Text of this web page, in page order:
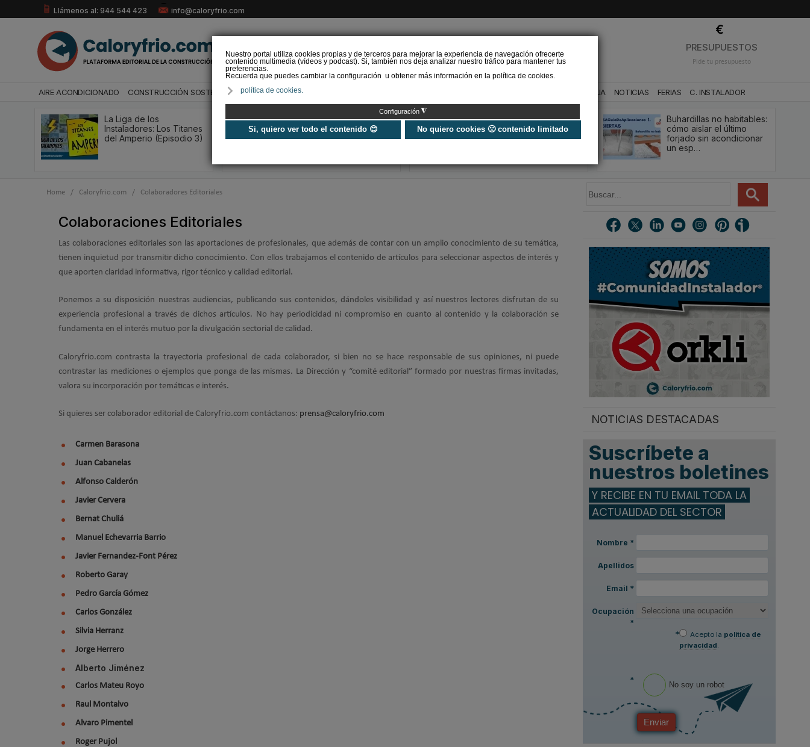
Nuestro portal utiliza cookies propias y de terceros para mejorar la experiencia de navegación ofrecerte
contenido multimedia (vídeos y podcast). Si, también nos deja analizar nuestro tráfico para mantener tus
preferencias.
Recuerda que puedes cambiar la configuración u obtener más información en la política de cookies.
política de cookies.
Configuración ◮
Si, quiero ver todo el contenido 😊 No quiero cookies 🙁 contenido limitado
Llámenos al: 944 544 423 info@caloryfrio.com
PRESUPUESTOS
Pide tu presupuesto
AIRE ACONDICIONADO CONSTRUCCIÓN SOSTENIBLE ENERGÍAS RENOVABLES BAÑO Y AGUA NOTICIAS FERIAS C. INSTALADOR
La Liga de los
Instaladores: Los Titanes
del Amperio (Episodio 3)
Universo Aniversario - Un
año, muchos momentos
Verifactu en
climatización: qué le va a
exigir la ley a tu
Buhardillas no habitables:
cómo aislar el último
forjado sin acondicionar
un esp…
Home / Caloryfrio.com / Colaboradores Editoriales
Colaboraciones Editoriales
Las colaboraciones editoriales son las aportaciones de profesionales, que además de contar con un amplio conocimiento de su temática,
tienen inquietud por transmitir dicho conocimiento. Con ellos trabajamos el contenido de artículos para seleccionar aspectos de interés y
que aporten claridad informativa, rigor técnico y calidad editorial.
Ponemos a su disposición nuestras audiencias, publicando sus contenidos, dándoles visibilidad y así nuestros lectores disfrutan de su
experiencia profesional a través de dichos artículos. No hay periodicidad ni compromiso en cuanto al contenido y la colaboración se
fundamenta en el interés mutuo por la divulgación sectorial de calidad.
Caloryfrio.com contrasta la trayectoria profesional de cada colaborador, si bien no se hace responsable de sus opiniones, ni puede
contrastar las mediciones o ejemplos que ponga de las mismas. La Dirección y “comité editorial” formado por nuestras firmas invitadas,
valora su incorporación por temáticas e interés.
Si quieres ser colaborador editorial de Caloryfrio.com contáctanos: prensa@caloryfrio.com
Carmen Barasona
Juan Cabanelas
Alfonso Calderón
Javier Cervera
Bernat Chuliá
Manuel Echevarria Barrio
Javier Fernandez-Font Pérez
Roberto Garay
Pedro García Gómez
Carlos González
Silvia Herranz
Jorge Herrero
Alberto Jiménez
Carlos Mateu Royo
Raul Montalvo
Alvaro Pimentel
Roger Pujol
u
r
NOTICIAS DESTACADAS
Suscríbete a
nuestros boletines
Y RECIBE EN TU EMAIL TODA LA
ACTUALIDAD DEL SECTOR
Nombre *
Apellidos
Email *
Ocupación
*
*
Acepto la política de
privacidad.
* No soy un robot
Enviar